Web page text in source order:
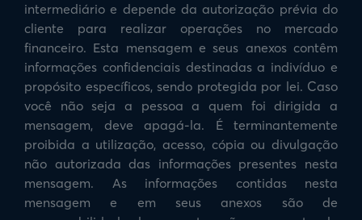
intermediário e depende da autorização prévia do
cliente para realizar operações no mercado
financeiro. Esta mensagem e seus anexos contêm
informações confidenciais destinadas a indivíduo e
propósito específicos, sendo protegida por lei. Caso
você não seja a pessoa a quem foi dirigida a
mensagem, deve apagá-la. É terminantemente
proibida a utilização, acesso, cópia ou divulgação
não autorizada das informações presentes nesta
mensagem. As informações contidas nesta
mensagem e em seus anexos são de